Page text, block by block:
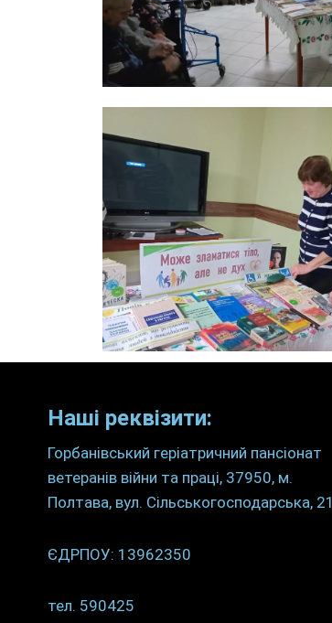
Наші реквізити:
Горбанівський геріатричний пансіонат
ветеранів війни та праці, 37950, м.
Полтава, вул. Сільськогосподарська, 21
ЄДРПОУ: 13962350
тел. 590425